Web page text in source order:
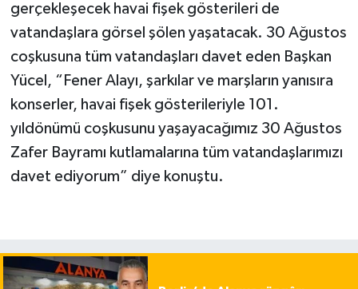
gerçekleşecek havai fişek gösterileri de
vatandaşlara görsel şölen yaşatacak. 30 Ağustos
coşkusuna tüm vatandaşları davet eden Başkan
Yücel, “Fener Alayı, şarkılar ve marşların yanısıra
konserler, havai fişek gösterileriyle 101.
yıldönümü coşkusunu yaşayacağımız 30 Ağustos
Zafer Bayramı kutlamalarına tüm vatandaşlarımızı
davet ediyorum” diye konuştu.